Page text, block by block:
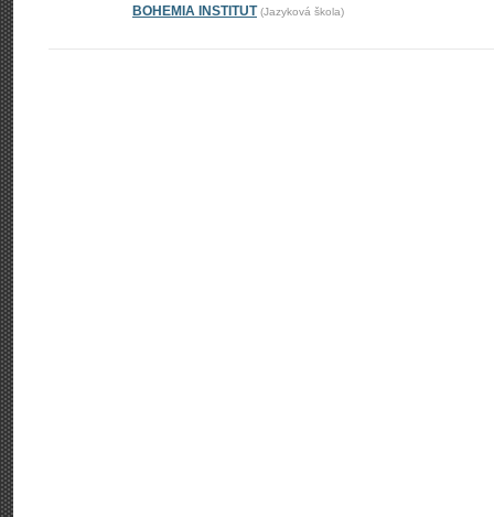
BOHEMIA INSTITUT (Jazyková škola)